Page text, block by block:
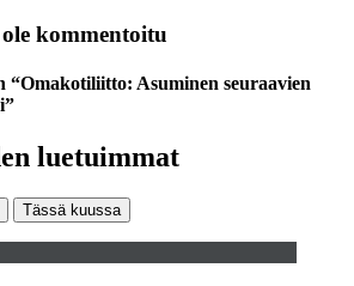
kommentoitu
“Omakotiliitto: Asuminen seuraavien
luetuimmat
Tässä kuussa